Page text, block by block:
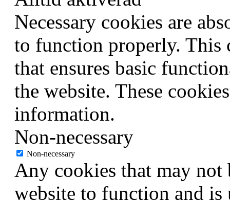
Necessary cookies are
to function properly. This
that ensures basic
the website. These
information.
Non-necessary
Non-necessary
Any cookies that may not
website to function and